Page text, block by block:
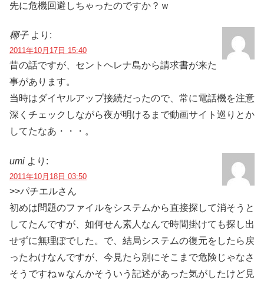
先に危機回避しちゃったのですか？ｗ
椰子 より:
2011年10月17日 15:40
昔の話ですが、セントヘレナ島から請求書が来た
事があります。
当時はダイヤルアップ接続だったので、常に電話機を注意
深くチェックしながら夜が明けるまで動画サイト巡りとか
してたなあ・・・。
umi より:
2011年10月18日 03:50
>>パチエルさん
初めは問題のファイルをシステムから直接探して消そうと
してたんですが、如何せん素人なんで時間掛けても探し出
せずに無理ぽでした。で、結局システムの復元をしたら戻
ったわけなんですが、今見たら別にそこまで危険じゃなさ
そうですねｗなんかそういう記述があった気がしたけど見